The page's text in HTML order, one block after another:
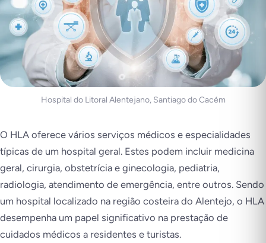
Hospital do Litoral Alentejano, Santiago do Cacém
O HLA oferece vários serviços médicos e especialidades
típicas de um hospital geral. Estes podem incluir medicina
geral, cirurgia, obstetrícia e ginecologia, pediatria,
radiologia, atendimento de emergência, entre outros. Sendo
um hospital localizado na região costeira do Alentejo, o HLA
desempenha um papel significativo na prestação de
cuidados médicos a residentes e turistas.